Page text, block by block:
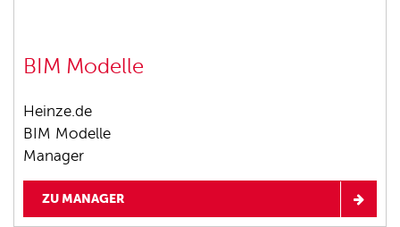
BIM Modelle
Heinze.de
BIM Modelle
Manager
ZU MANAGER